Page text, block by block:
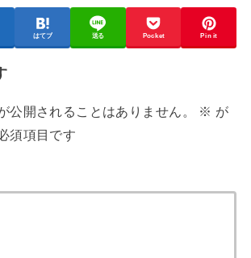
はてブ 送る Pocket Pin it
公開されることはありません。 ※ が
須項目です